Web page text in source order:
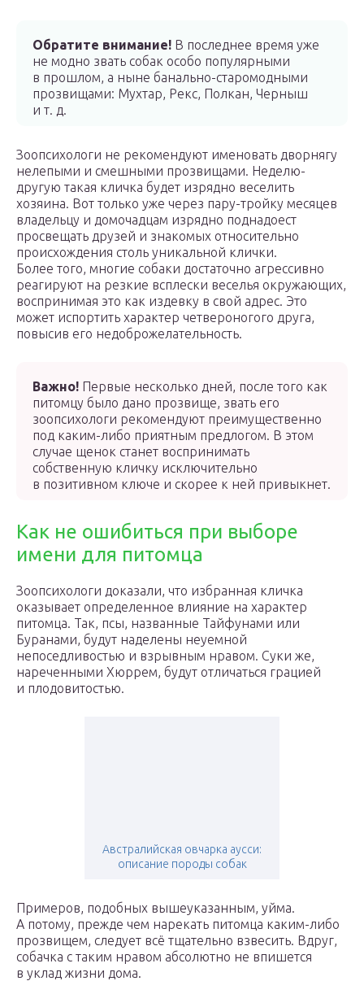
Обратите внимание! В последнее время уже
не модно звать собак особо популярными
в прошлом, а ныне банально-старомодными
прозвищами: Мухтар, Рекс, Полкан, Черныш
и т. д.
Зоопсихологи не рекомендуют именовать дворнягу
нелепыми и смешными прозвищами. Неделю-
другую такая кличка будет изрядно веселить
хозяина. Вот только уже через пару-тройку месяцев
владельцу и домочадцам изрядно поднадоест
просвещать друзей и знакомых относительно
происхождения столь уникальной клички.
Более того, многие собаки достаточно агрессивно
реагируют на резкие всплески веселья окружающих,
воспринимая это как издевку в свой адрес. Это
может испортить характер четвероногого друга,
повысив его недоброжелательность.
Важно! Первые несколько дней, после того как
питомцу было дано прозвище, звать его
зоопсихологи рекомендуют преимущественно
под каким-либо приятным предлогом. В этом
случае щенок станет воспринимать
собственную кличку исключительно
в позитивном ключе и скорее к ней привыкнет.
Как не ошибиться при выборе
имени для питомца
Зоопсихологи доказали, что избранная кличка
оказывает определенное влияние на характер
питомца. Так, псы, названные Тайфунами или
Буранами, будут наделены неуемной
непоседливостью и взрывным нравом. Суки же,
нареченными Хюррем, будут отличаться грацией
и плодовитостью.
Австралийская овчарка аусси:
описание породы собак
Примеров, подобных вышеуказанным, уйма.
А потому, прежде чем нарекать питомца каким-либо
прозвищем, следует всё тщательно взвесить. Вдруг,
собачка с таким нравом абсолютно не впишется
в уклад жизни дома.